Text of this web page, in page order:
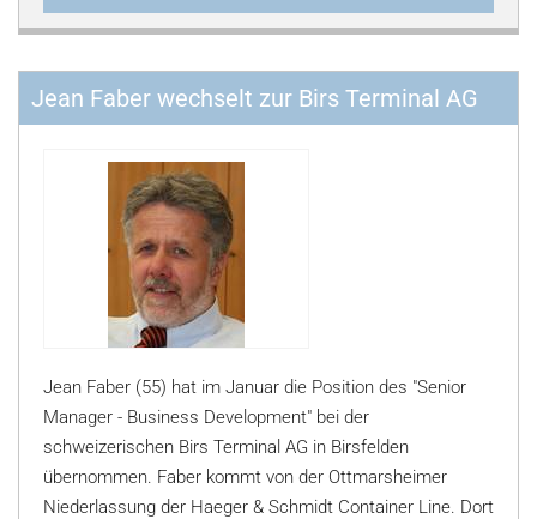
Jean Faber wechselt zur Birs Terminal AG
Jean Faber (55) hat im Januar die Position des "Senior
Manager - Business Development" bei der
schweizerischen Birs Terminal AG in Birsfelden
übernommen. Faber kommt von der Ottmarsheimer
Niederlassung der Haeger & Schmidt Container Line. Dort